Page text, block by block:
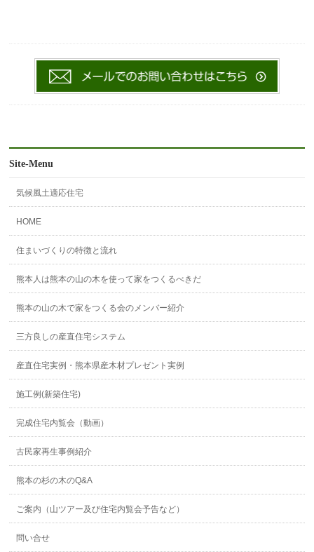
Site-Menu
気候風土適応住宅
HOME
住まいづくりの特徴と流れ
熊本人は熊本の山の木を使って家をつくるべきだ
熊本の山の木で家をつくる会のメンバー紹介
三方良しの産直住宅システム
産直住宅実例・熊本県産木材プレゼント実例
施工例(新築住宅)
完成住宅内覧会（動画）
古民家再生事例紹介
熊本の杉の木のQ&A
ご案内（山ツアー及び住宅内覧会予告など）
問い合せ